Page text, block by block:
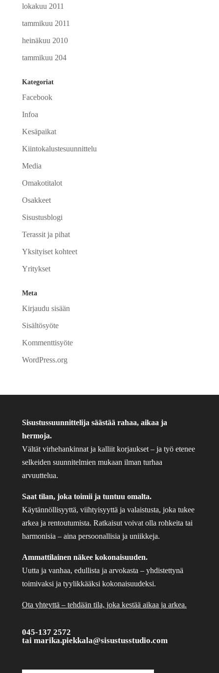
lokakuu 2011
tammikuu 2011
heinäkuu 2010
tammikuu 204
Kategoriat
Facebook
Infoa
Kesäpaikat
Kiintokalustesuunnittelu
Media
Omakotitalot
Osakkeet
Sisustusblogi
Terassit ja pihat
Yksityiset kohteet
Yritykset
Meta
Kirjaudu sisään
Sisältösyöte
Kommenttisyöte
WordPress.org
Sisustussuunnittelija säästää rahaa, aikaa ja
hermoja.
Vältät virhehankinnat ja kalliit korjaukset – ja työ etenee
selkeiden suunnitelmien mukaan ilman turhaa
arvuuttelua.
Saat tilan, joka toimii ja tuntuu omalta.
Käytännöllisyyttä, viihtyisyyttä ja valaistusta, joka tukee
arkea ja rentoutumista. Ratkaisut voivat olla rohkeita tai
harmonisia – aina persoonallisia ja uniikkeja.
Ammattilainen näkee kokonaisuuden.
Uutta ja vanhaa, edullista ja arvokasta – yhdistettynä
toimivaksi ja tyylikkääksi kokonaisuudeksi.
Ota yhteyttä – tehdään tila, joka kestää aikaa ja arkea.
045-137 2572
tai marika.piekkala@sisustusstudio.com